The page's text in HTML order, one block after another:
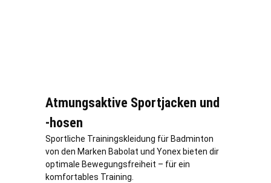
Atmungsaktive Sportjacken und
-hosen
Sportliche Trainingskleidung für Badminton
von den Marken Babolat und Yonex bieten dir
optimale Bewegungsfreiheit – für ein
komfortables Training.